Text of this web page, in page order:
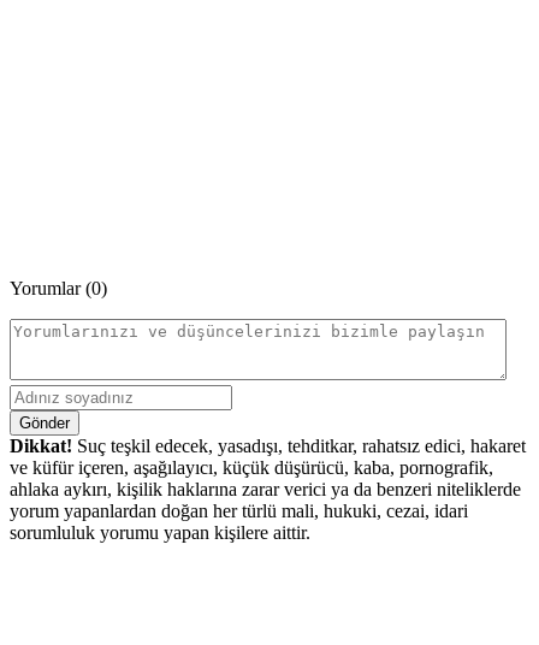
Yorumlar (0)
Gönder
Dikkat! Suç teşkil edecek, yasadışı, tehditkar, rahatsız edici, hakaret
ve küfür içeren, aşağılayıcı, küçük düşürücü, kaba, pornografik,
ahlaka aykırı, kişilik haklarına zarar verici ya da benzeri niteliklerde
yorum yapanlardan doğan her türlü mali, hukuki, cezai, idari
sorumluluk yorumu yapan kişilere aittir.